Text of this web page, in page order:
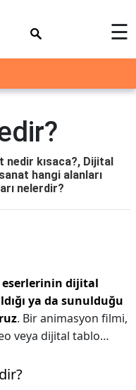
☰
kısaca?, Dijital
hangi alanları
nelerdir?
eserlerinin dijital
ya da sunulduğu
. Bir animasyon filmi,
veya dijital tablo…